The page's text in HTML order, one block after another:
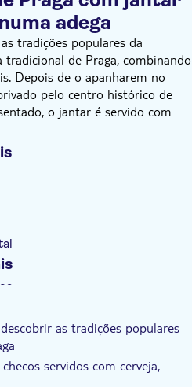
adega
tradições populares da
tradicional de Praga, combinando
Depois de o apanharem no
pelo centro histórico de
o jantar é servido com
acompanhados por cerveja,
tocam música folclórica de
inclui canções
Morávia e Eslováquia,
sons e ritmos tradicionais.
caraterísticos, como o
de pastor) e a gaita de
são convidados a
e, se o desejarem,
A noite termina com um
nas danças folclóricas,
Smetana, Dvořák, Brahms,
de cada noite reflecte a
as tradições populares
servidos com cerveja,